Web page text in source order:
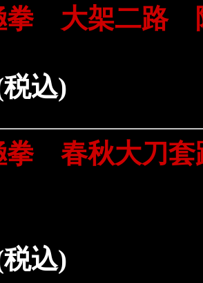
拳 大架二
込)
拳 春秋大刀
込)